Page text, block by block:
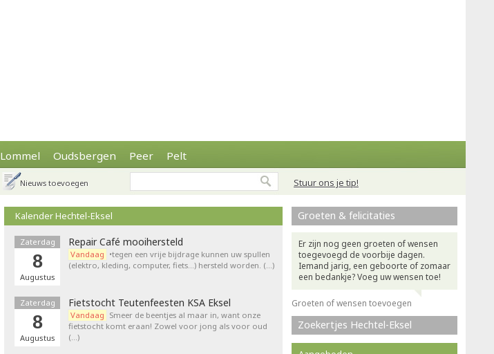
Lommel Oudsbergen Peer Pelt
Stuur ons je tip!
Nieuws toevoegen
Kalender Hechtel-Eksel
Zaterdag
8
Augustus
Repair Café mooihersteld
Vandaag •tegen een vrije bijdrage kunnen uw spullen
(elektro, kleding, computer, fiets…) hersteld worden. (…)
Zaterdag
8
Augustus
Fietstocht Teutenfeesten KSA Eksel
Vandaag Smeer de beentjes al maar in, want onze
fietstocht komt eraan! Zowel voor jong als voor oud
(…)
Groeten & felicitaties
Er zijn nog geen groeten of wensen
toegevoegd de voorbije dagen.
Iemand jarig, een geboorte of zomaar
een bedankje? Voeg uw wensen toe!
Groeten of wensen toevoegen
Zoekertjes Hechtel-Eksel